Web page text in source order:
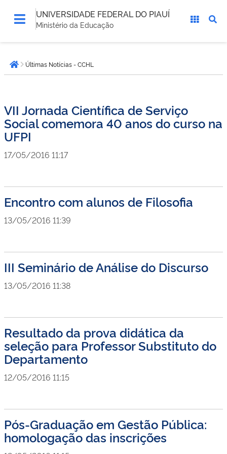
UNIVERSIDADE FEDERAL DO PIAUÍ
Ministério da Educação
está
aqui:Página inicial
Últimas Notícias - CCHL
VII Jornada Científica de Serviço
Social comemora 40 anos do curso na
UFPI
17/05/2016 11:17
Encontro com alunos de Filosofia
13/05/2016 11:39
III Seminário de Análise do Discurso
13/05/2016 11:38
Resultado da prova didática da
seleção para Professor Substituto do
Departamento
12/05/2016 11:15
Pós-Graduação em Gestão Pública:
homologação das inscrições